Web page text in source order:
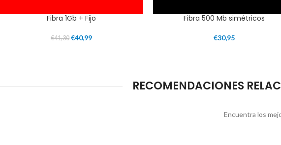
Fibra 1Gb + Fijo
€41,30 €40,99
Fibra 500 Mb simétricos
€30,95
RECOMENDACIONES
Encuentra los